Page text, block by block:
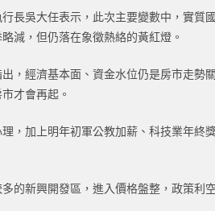
長吳大任表示，此次主要變數中，實
減，但仍落在象徵熱絡的黃紅燈。
，經濟基本面、資金水位仍是房市走
才會再起。
，加上明年初軍公教加薪、科技業年
的新興開發區，進入價格盤整，政策